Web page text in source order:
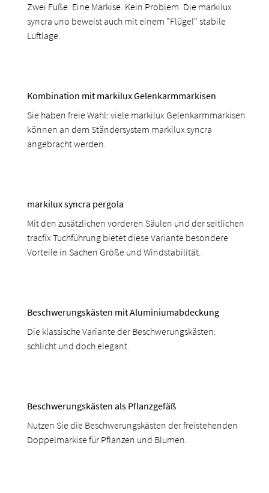
Zwei Füße. Eine Markise. Kein Problem. Die markilux
syncra uno beweist auch mit einem "Flügel" stabile
Luftlage.
Kombination mit markilux Gelenkarmmarkisen
Sie haben freie Wahl: viele markilux Gelenkarmmarkisen
können an dem Ständersystem markilux syncra
angebracht werden.
markilux syncra pergola
Mit den zusätzlichen vorderen Säulen und der seitlichen
tracfix Tuchführung bietet diese Variante besondere
Vorteile in Sachen Größe und Windstabilität.
Beschwerungskästen mit Aluminiumabdeckung
Die klassische Variante der Beschwerungskästen:
schlicht und doch elegant.
Beschwerungskästen als Pflanzgefäß
Nutzen Sie die Beschwerungskästen der freistehenden
Doppelmarkise für Pflanzen und Blumen.